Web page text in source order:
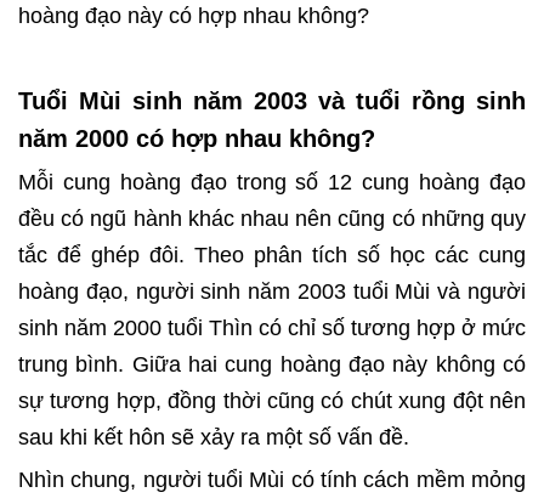
hoàng đạo này có hợp nhau không?
Tuổi Mùi sinh năm 2003 và tuổi rồng sinh
năm 2000 có hợp nhau không?
Mỗi cung hoàng đạo trong số 12 cung hoàng đạo
đều có ngũ hành khác nhau nên cũng có những quy
tắc để ghép đôi. Theo phân tích số học các cung
hoàng đạo, người sinh năm 2003 tuổi Mùi và người
sinh năm 2000 tuổi Thìn có chỉ số tương hợp ở mức
trung bình. Giữa hai cung hoàng đạo này không có
sự tương hợp, đồng thời cũng có chút xung đột nên
sau khi kết hôn sẽ xảy ra một số vấn đề.
Nhìn chung, người tuổi Mùi có tính cách mềm mỏng